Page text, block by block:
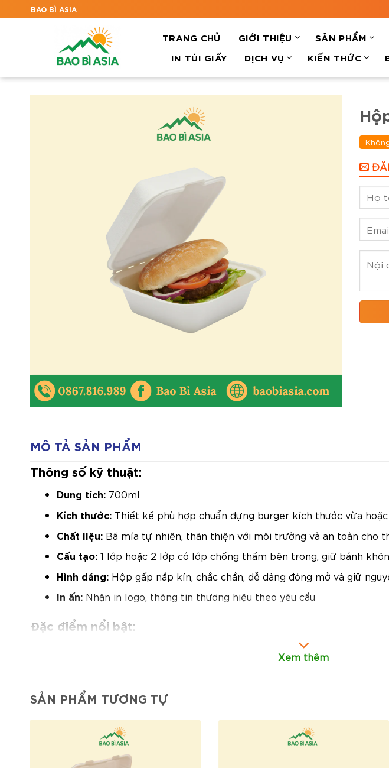
BAO BÌ ASIA
TRANG CHỦ GIỚI THIỆU SẢN PHẨM
IN TÚI GIẤY
DỊCH VỤ KIẾN THỨC
MÔ TẢ SẢN PHẨM
Thông số kỹ thuật:
Dung tích: 700ml
Kích thước: Thiết kế phù hợp chuẩn đựng burger kích thước vừa
Chất liệu: Bã mía tự nhiên, thân thiện với môi trường và an toàn cho
Cấu tạo: 1 lớp hoặc 2 lớp có lớp chống thấm bên trong, giữ bánh
Hình dáng: Hộp gấp nắp kín, chắc chắn, dễ dàng đóng mở và giữ
In ấn: Nhận in logo, thông tin thương hiệu theo yêu cầu
Đặc điểm nổi bật:
Giữ bánh nguyên vẹn, chống dập nát trong
Chống thấm hiệu quả:
Phù hợp mang đi hoặc giao hàng, giúp bảo
Hỗ trợ in ấn thương hiệu: Giúp nâng cao nhận diện và quảng bá
Mua sản phẩm tại Bao Bì Asia
Xem thêm
SẢN PHẨM TƯƠNG TỰ